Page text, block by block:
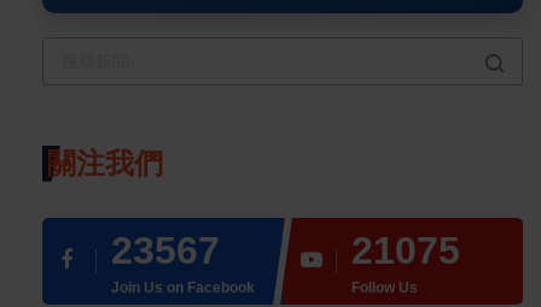
關注我們
23567
Join Us on Facebook
21075
Follow Us